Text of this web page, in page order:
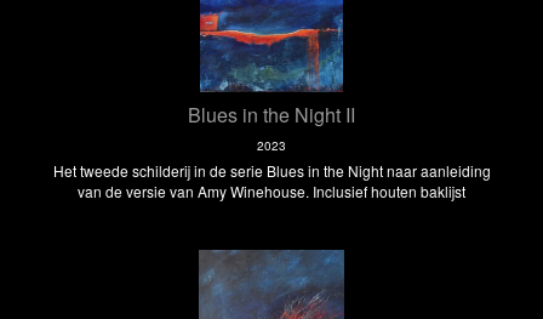
Blues in the Night II
2023
Het tweede schilderij in de serie Blues in the Night naar aanleiding
van de versie van Amy Winehouse. Inclusief houten baklijst